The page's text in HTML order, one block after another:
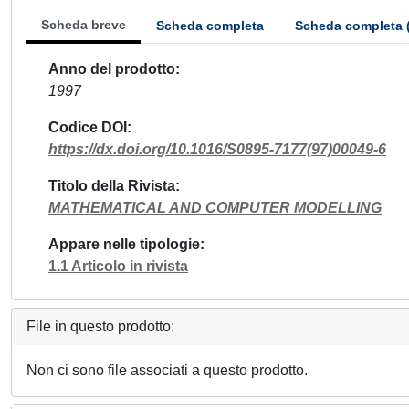
Scheda breve Scheda completa Scheda completa
Anno del prodotto
1997
Codice DOI
https://dx.doi.org/10.1016/S0895-7177(97)00049-6
Titolo della Rivista
MATHEMATICAL AND COMPUTER MODELLING
Appare nelle tipologie
1.1 Articolo in rivista
File in questo prodotto:
Non ci sono file associati a questo prodotto.